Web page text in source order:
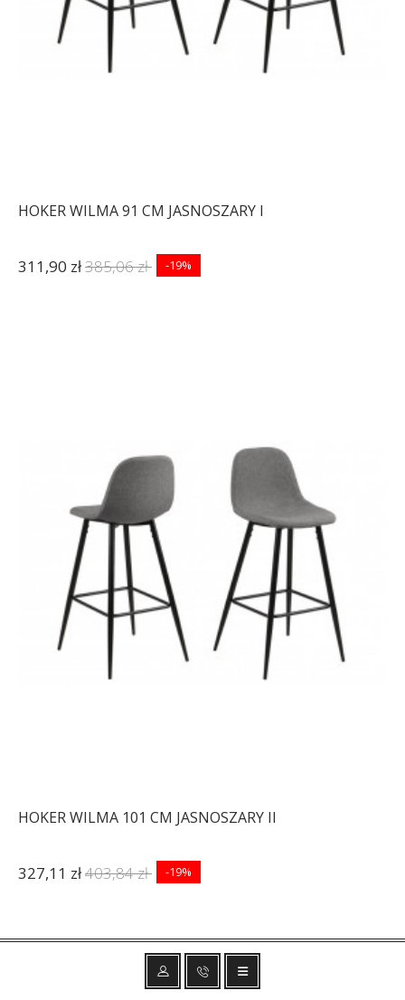
HOKER WILMA 91 CM JASNOSZARY I
311,90 zł385,06 zł -19%
HOKER WILMA 101 CM JASNOSZARY II
327,11 zł403,84 zł -19%